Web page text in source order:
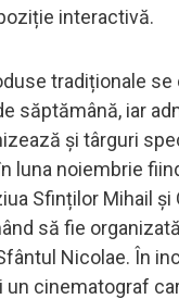
interactivă.
tradiționale se
săptămână, iar
și târguri
luna noiembrie
Sfinților Mihail și
să fie
Nicolae. În
cinematograf